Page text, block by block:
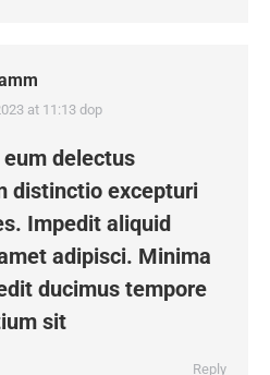
at 11:13 dop
delectus
distinctio excepturi
Impedit aliquid
adipisci. Minima
ducimus tempore
sit
Reply